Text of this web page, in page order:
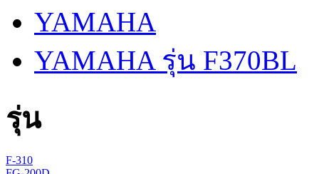
YAMAHA
YAMAHA รุ่น F370BL
รุ่น
F-310